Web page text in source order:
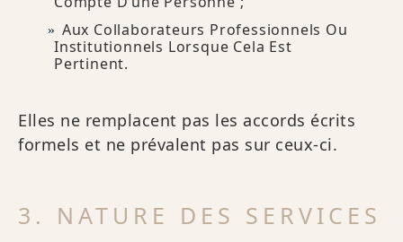
Aux Collaborateurs Professionnels Ou
Institutionnels Lorsque Cela Est
Pertinent.
Elles ne remplacent pas les accords écrits
formels et ne prévalent pas sur ceux-ci.
3. NATURE DES SERVICES